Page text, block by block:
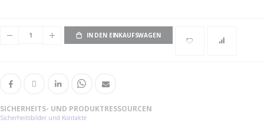
IN DEN EINKAUFSWAGEN
SICHERHEITS- UND PRODUKTRESSOURCEN
Sicherheitsbilder und Kontakte